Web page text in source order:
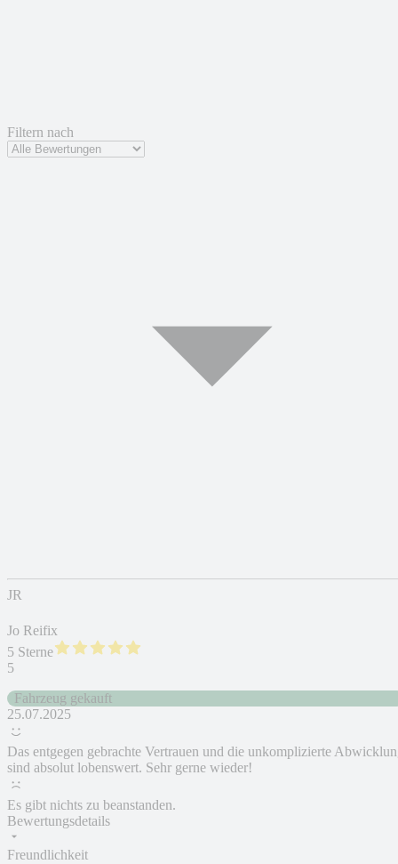
Filtern nach
JR
Jo Reifix
5 Sterne
5
Fahrzeug gekauft
25.07.2025
Das entgegen gebrachte Vertrauen und die unkomplizierte
sind absolut lobenswert. Sehr gerne wieder!
Es gibt nichts zu beanstanden.
Bewertungsdetails
Freundlichkeit